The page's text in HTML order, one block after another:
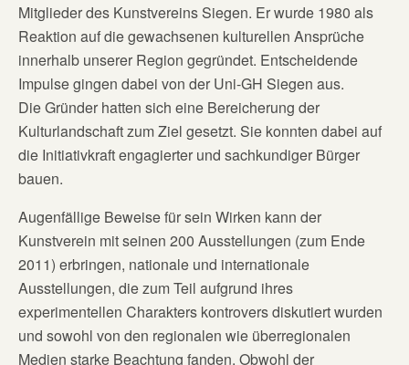
Mitglieder des Kunstvereins Siegen. Er wurde 1980 als
Reaktion auf die gewachsenen kulturellen Ansprüche
innerhalb unserer Region gegründet. Entscheidende
Impulse gingen dabei von der Uni-GH Siegen aus.
Die Gründer hatten sich eine Bereicherung der
Kulturlandschaft zum Ziel gesetzt. Sie konnten dabei auf
die Initiativkraft engagierter und sachkundiger Bürger
bauen.
Augenfällige Beweise für sein Wirken kann der
Kunstverein mit seinen 200 Ausstellungen (zum Ende
2011) erbringen, nationale und internationale
Ausstellungen, die zum Teil aufgrund ihres
experimentellen Charakters kontrovers diskutiert wurden
und sowohl von den regionalen wie überregionalen
Medien starke Beachtung fanden. Obwohl der